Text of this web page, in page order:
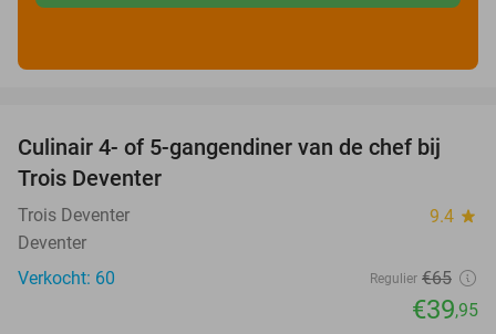
39%
Culinair 4- of 5-gangendiner van de chef bij
Trois Deventer
Trois Deventer 9.4 star
Deventer
Verkocht: 60
Regulier €65
€39,95